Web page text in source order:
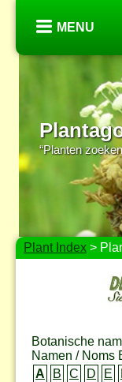
MENU
“Planten
Plant Index >
Botanische
Namen / Noms
A
B C D E